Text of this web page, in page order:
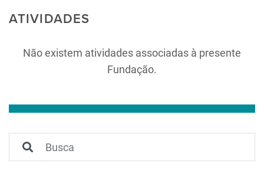
ATIVIDADES
Não existem atividades associadas à presente
Fundação.